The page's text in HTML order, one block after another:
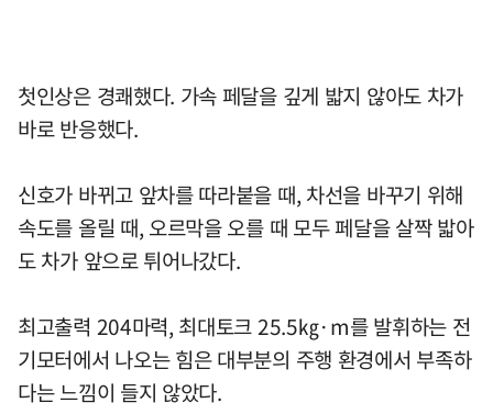
첫인상은 경쾌했다. 가속 페달을 깊게 밟지 않아도 차가
바로 반응했다.
신호가 바뀌고 앞차를 따라붙을 때, 차선을 바꾸기 위해
속도를 올릴 때, 오르막을 오를 때 모두 페달을 살짝 밟아
도 차가 앞으로 튀어나갔다.
최고출력 204마력, 최대토크 25.5㎏·m를 발휘하는 전
기모터에서 나오는 힘은 대부분의 주행 환경에서 부족하
다는 느낌이 들지 않았다.